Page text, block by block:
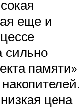
еще и
сильно
памяти»
цена